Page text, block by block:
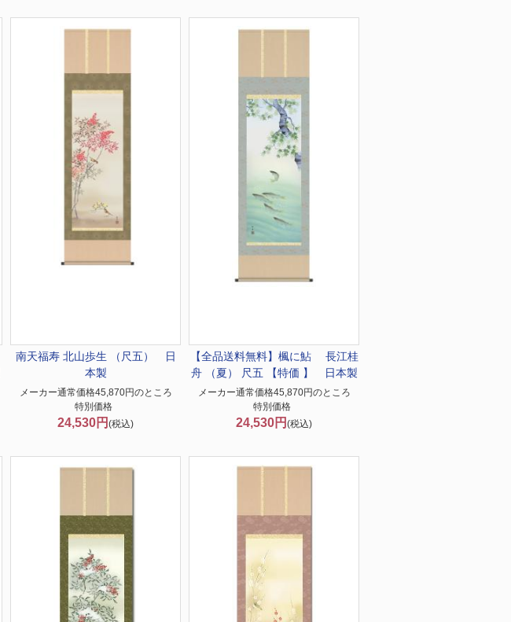
南天福寿 北山歩生 （尺五） 日
本製
メーカー通常価格45,870円のところ
特別価格
24,530円 (税込)
【全品送料無料】 楓に鮎 長江桂
舟 （夏） 尺五 【特価 】 日本製
メーカー通常価格45,870円のところ
特別価格
24,530円 (税込)